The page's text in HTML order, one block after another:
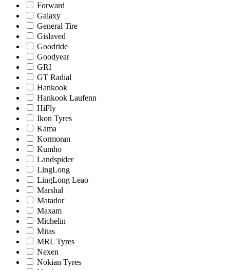
Forward
Galaxy
General Tire
Gislaved
Goodride
Goodyear
GRI
GT Radial
Hankook
Hankook Laufenn
HiFly
Ikon Tyres
Kama
Kormoran
Kumho
Landspider
LingLong
LingLong Leao
Marshal
Matador
Maxam
Michelin
Mitas
MRL Tyres
Nexen
Nokian Tyres